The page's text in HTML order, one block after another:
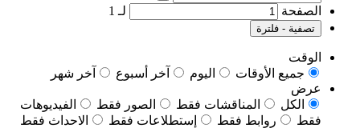
الصفحة لـ 1
تصفية - فلترة
الوقت
جميع الأوقات
اليوم آخر أسبوع
آخر شهر
عرض
الكل
المناقشات فقط الصور فقط
الفيديوهات
فقط
روابط فقط إستطلاعات فقط الاحداث فقط